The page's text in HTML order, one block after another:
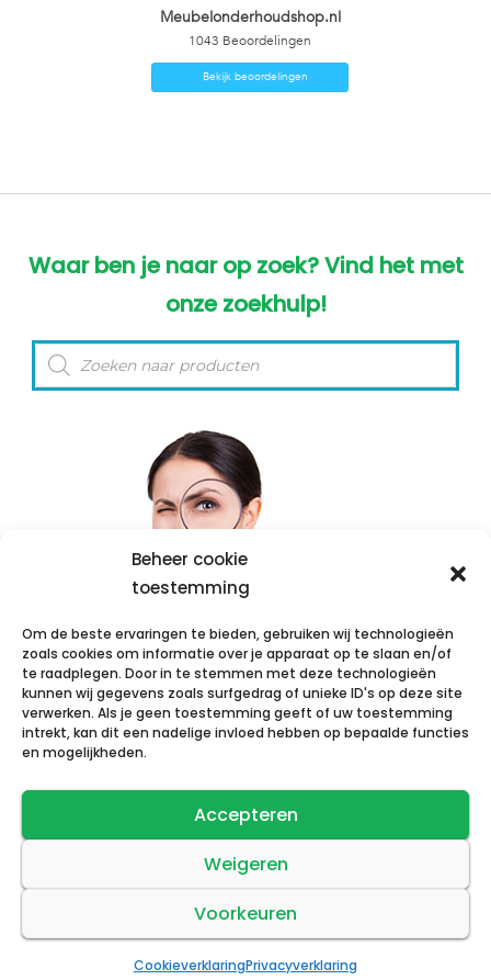
Beheer cookie
toestemming
Om de beste ervaringen te bieden, gebruiken wij technologieën
zoals cookies om informatie over je apparaat op te slaan en/of
te raadplegen. Door in te stemmen met deze technologieën
kunnen wij gegevens zoals surfgedrag of unieke ID's op deze site
verwerken. Als je geen toestemming geeft of uw toestemming
intrekt, kan dit een nadelige invloed hebben op bepaalde functies
en mogelijkheden.
Accepteren
Weigeren
Voorkeuren
CookieverklaringPrivacyverklaring
Meubelonderhoudshop.nl
1043 Beoordelingen
Bekijk beoordelingen
Waar ben je naar op zoek? Vind het met
onze zoekhulp!
Producten
zoeken
Toch niet gevonden waar u naar op zoek
was? Stuur ons eene-mailen we helpen u
© 2026 Meubelonderhoudshop.nl
Gemaakt door:Anna-Webdesign
| Cookie verklaring